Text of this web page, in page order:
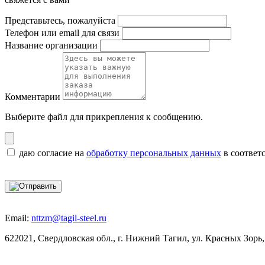
Представьтесь, пожалуйста
Телефон или email для связи
Название организации
Комментарии
Выберите файл для прикрепления к сообщению.
даю согласие на обработку персональных данных в
Email: nttzm@tagil-steel.ru
622021, Свердловская обл., г. Нижний Тагил, ул. Красных